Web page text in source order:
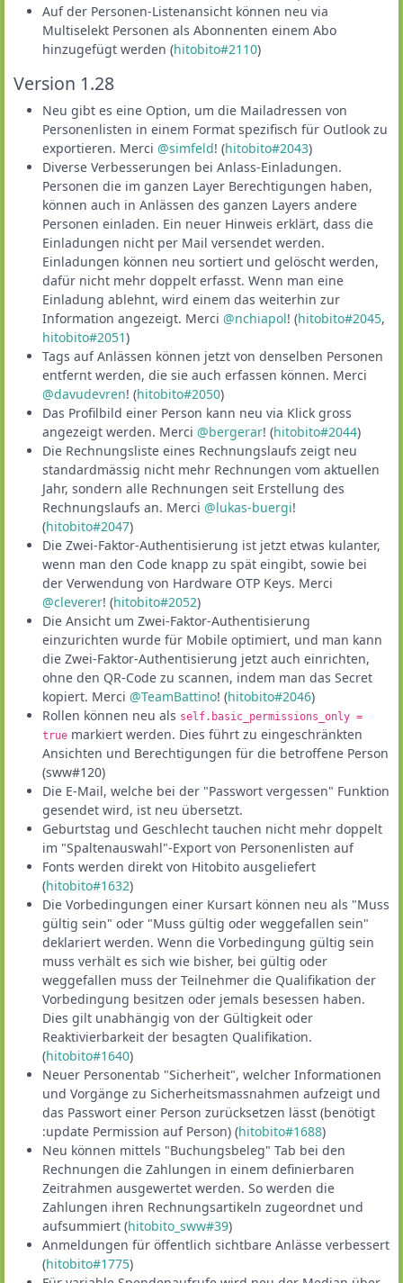
Auf der Personen-Listenansicht können neu via
Multiselekt Personen als Abonnenten einem Abo
hinzugefügt werden (hitobito#2110)
Version 1.28
Neu gibt es eine Option, um die Mailadressen von
Personenlisten in einem Format spezifisch für Outlook zu
exportieren. Merci @simfeld! (hitobito#2043)
Diverse Verbesserungen bei Anlass-Einladungen.
Personen die im ganzen Layer Berechtigungen haben,
können auch in Anlässen des ganzen Layers andere
Personen einladen. Ein neuer Hinweis erklärt, dass die
Einladungen nicht per Mail versendet werden.
Einladungen können neu sortiert und gelöscht werden,
dafür nicht mehr doppelt erfasst. Wenn man eine
Einladung ablehnt, wird einem das weiterhin zur
Information angezeigt. Merci @nchiapol! (hitobito#2045,
hitobito#2051)
Tags auf Anlässen können jetzt von denselben Personen
entfernt werden, die sie auch erfassen können. Merci
@davudevren! (hitobito#2050)
Das Profilbild einer Person kann neu via Klick gross
angezeigt werden. Merci @bergerar! (hitobito#2044)
Die Rechnungsliste eines Rechnungslaufs zeigt neu
standardmässig nicht mehr Rechnungen vom aktuellen
Jahr, sondern alle Rechnungen seit Erstellung des
Rechnungslaufs an. Merci @lukas-buergi!
(hitobito#2047)
Die Zwei-Faktor-Authentisierung ist jetzt etwas kulanter,
wenn man den Code knapp zu spät eingibt, sowie bei
der Verwendung von Hardware OTP Keys. Merci
@cleverer! (hitobito#2052)
Die Ansicht um Zwei-Faktor-Authentisierung
einzurichten wurde für Mobile optimiert, und man kann
die Zwei-Faktor-Authentisierung jetzt auch einrichten,
ohne den QR-Code zu scannen, indem man das Secret
kopiert. Merci @TeamBattino! (hitobito#2046)
Rollen können neu als self.basic_permissions_only =
true markiert werden. Dies führt zu eingeschränkten
Ansichten und Berechtigungen für die betroffene Person
(sww#120)
Die E-Mail, welche bei der "Passwort vergessen" Funktion
gesendet wird, ist neu übersetzt.
Geburtstag und Geschlecht tauchen nicht mehr doppelt
im "Spaltenauswahl"-Export von Personenlisten auf
Fonts werden direkt von Hitobito ausgeliefert
(hitobito#1632)
Die Vorbedingungen einer Kursart können neu als "Muss
gültig sein" oder "Muss gültig oder weggefallen sein"
deklariert werden. Wenn die Vorbedingung gültig sein
muss verhält es sich wie bisher, bei gültig oder
weggefallen muss der Teilnehmer die Qualifikation der
Vorbedingung besitzen oder jemals besessen haben.
Dies gilt unabhängig von der Gültigkeit oder
Reaktivierbarkeit der besagten Qualifikation.
(hitobito#1640)
Neuer Personentab "Sicherheit", welcher Informationen
und Vorgänge zu Sicherheitsmassnahmen aufzeigt und
das Passwort einer Person zurücksetzen lässt (benötigt
:update Permission auf Person) (hitobito#1688)
Neu können mittels "Buchungsbeleg" Tab bei den
Rechnungen die Zahlungen in einem definierbaren
Zeitrahmen ausgewertet werden. So werden die
Zahlungen ihren Rechnungsartikeln zugeordnet und
aufsummiert (hitobito_sww#39)
Anmeldungen für öffentlich sichtbare Anlässe verbessert
(hitobito#1775)